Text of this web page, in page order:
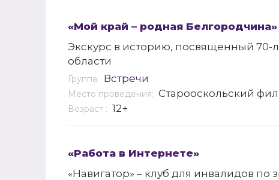
«Мой край – родная Белгородчина»
Экскурс в историю, посвященный 70-
области
Группа: Встречи
Место проведения: Старооскольский
Возраст : 12+
«Работа в Интернете»
«Навигатор» – клуб для инвалидов по